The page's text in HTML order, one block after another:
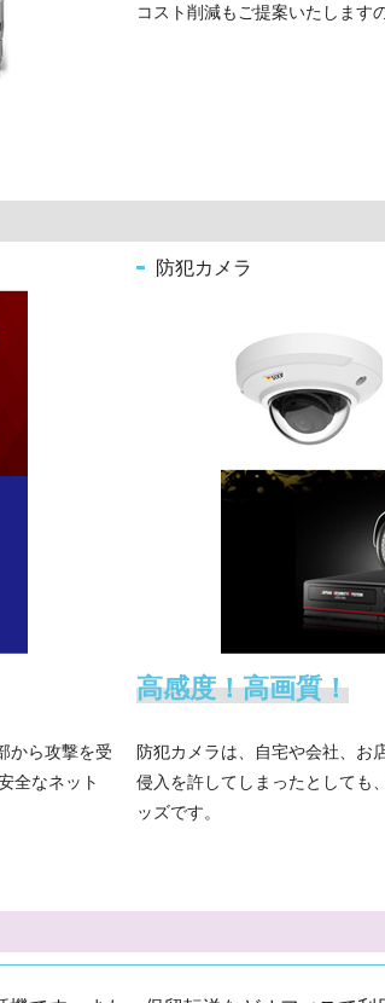
コスト削減もご提案いたします
から攻撃を受
全なネット
防犯カメラ
高感度！高画質！
防犯カメラは、自宅や会社、お
侵入を許してしまったとしても
ッズです。